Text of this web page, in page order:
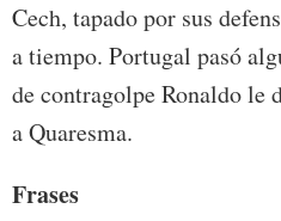
Cech, tapado por sus
a tiempo. Portugal pasó
de contragolpe Ronaldo le
a Quaresma.
Frases